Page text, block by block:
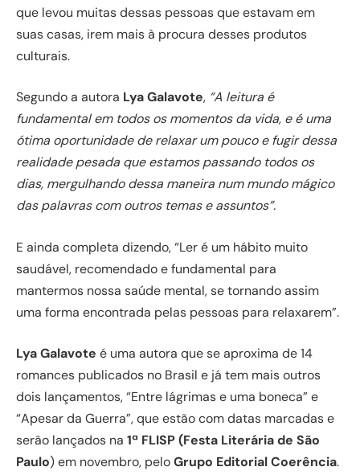
que levou muitas dessas pessoas que estavam em
suas casas, irem mais à procura desses produtos
culturais.
Segundo a autora Lya Galavote, “A leitura é
fundamental em todos os momentos da vida, e é uma
ótima oportunidade de relaxar um pouco e fugir dessa
realidade pesada que estamos passando todos os
dias, mergulhando dessa maneira num mundo mágico
das palavras com outros temas e assuntos”.
E ainda completa dizendo, “Ler é um hábito muito
saudável, recomendado e fundamental para
mantermos nossa saúde mental, se tornando assim
uma forma encontrada pelas pessoas para relaxarem”.
Lya Galavote é uma autora que se aproxima de 14
romances publicados no Brasil e já tem mais outros
dois lançamentos, “Entre lágrimas e uma boneca” e
“Apesar da Guerra”, que estão com datas marcadas e
serão lançados na 1ª FLISP (Festa Literária de São
Paulo) em novembro, peloGrupo Editorial Coerência.